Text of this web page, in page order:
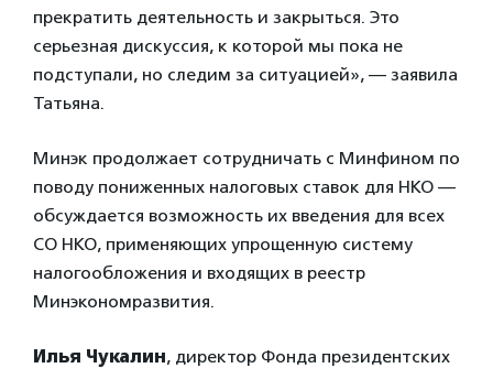
прекратить деятельность и закрыться. Это
серьезная дискуссия, к которой мы пока не
подступали, но следим за ситуацией», — заявила
Татьяна.
Минэк продолжает сотрудничать с Минфином по
поводу пониженных налоговых ставок для НКО —
обсуждается возможность их введения для всех
СО НКО, применяющих упрощенную систему
налогообложения и входящих в реестр
Минэкономразвития.
Илья Чукалин, директор Фонда президентских